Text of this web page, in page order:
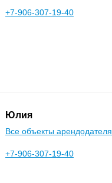
+7-906-307-19-40
Юлия
Все объекты арендодателя
+7-906-307-19-40